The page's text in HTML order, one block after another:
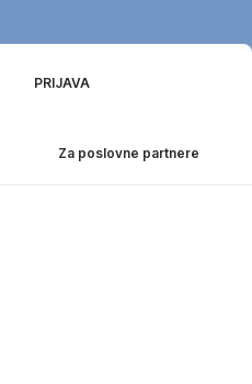
PRIJAVA
Za poslovne partnere